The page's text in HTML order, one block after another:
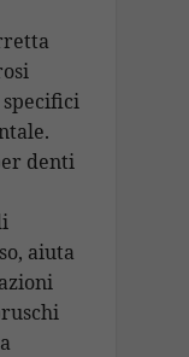
denti
aiuta